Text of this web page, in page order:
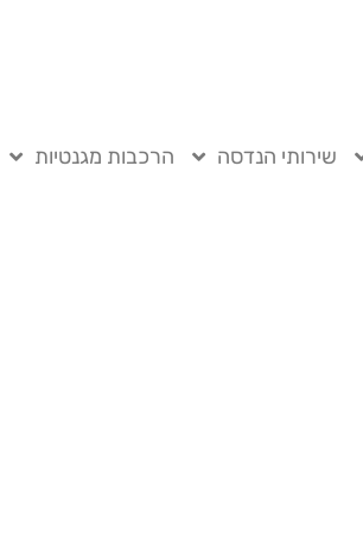
שירותי הנדסה הרכבות מגנטיות